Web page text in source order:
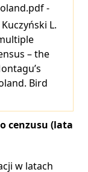
-
L.
– the
Bird
cenzusu (lata
w latach